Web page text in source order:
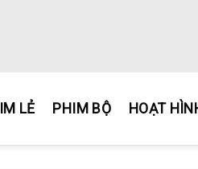
LẺ PHIM BỘ HOẠT